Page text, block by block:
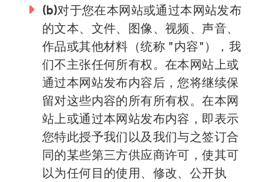
(b)对于您在本网站或通过本网站发布
的文本、文件、图像、视频、声音、
作品或其他材料（统称 "内容"），我
们不主张任何所有权。在本网站上或
通过本网站发布内容后，您将继续保
留对这些内容的所有所有权。在本网
站上或通过本网站发布内容，即表示
您特此授予我们以及我们与之签订合
同的某些第三方供应商许可，使其可
以为任何目的使用、修改、公开执